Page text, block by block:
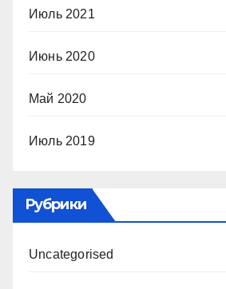
Июль 2021
Июнь 2020
Май 2020
Июль 2019
Рубрики
Uncategorised